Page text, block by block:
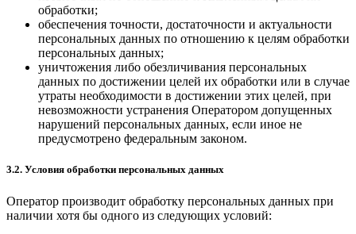
обработки;
обеспечения точности, достаточности и актуальности
персональных данных по отношению к целям обработки
персональных данных;
уничтожения либо обезличивания персональных
данных по достижении целей их обработки или в случае
утраты необходимости в достижении этих целей, при
невозможности устранения Оператором допущенных
нарушений персональных данных, если иное не
предусмотрено федеральным законом.
3.2. Условия обработки персональных данных
Оператор производит обработку персональных данных при
наличии хотя бы одного из следующих условий: